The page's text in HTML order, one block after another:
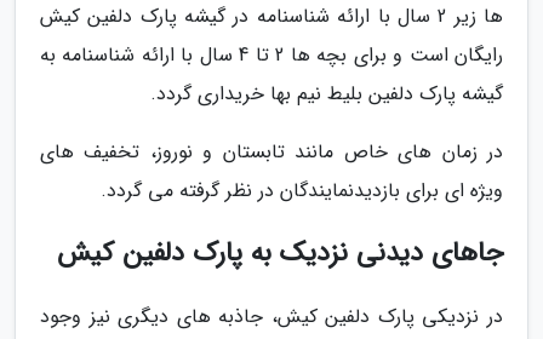
ها زیر 2 سال با ارائه شناسنامه در گیشه پارک دلفین کیش
رایگان است و برای بچه ها 2 تا 4 سال با ارائه شناسنامه به
گیشه پارک دلفین بلیط نیم بها خریداری گردد.
در زمان های خاص مانند تابستان و نوروز، تخفیف های
ویژه ای برای بازدیدنمایندگان در نظر گرفته می گردد.
جاهای دیدنی نزدیک به پارک دلفین کیش
در نزدیکی پارک دلفین کیش، جاذبه های دیگری نیز وجود